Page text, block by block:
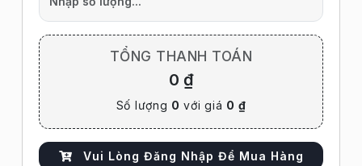
TỔNG THANH TOÁN
0 ₫
Số lượng 0 với giá 0 ₫
Vui Lòng Đăng Nhập Để Mua Hàng